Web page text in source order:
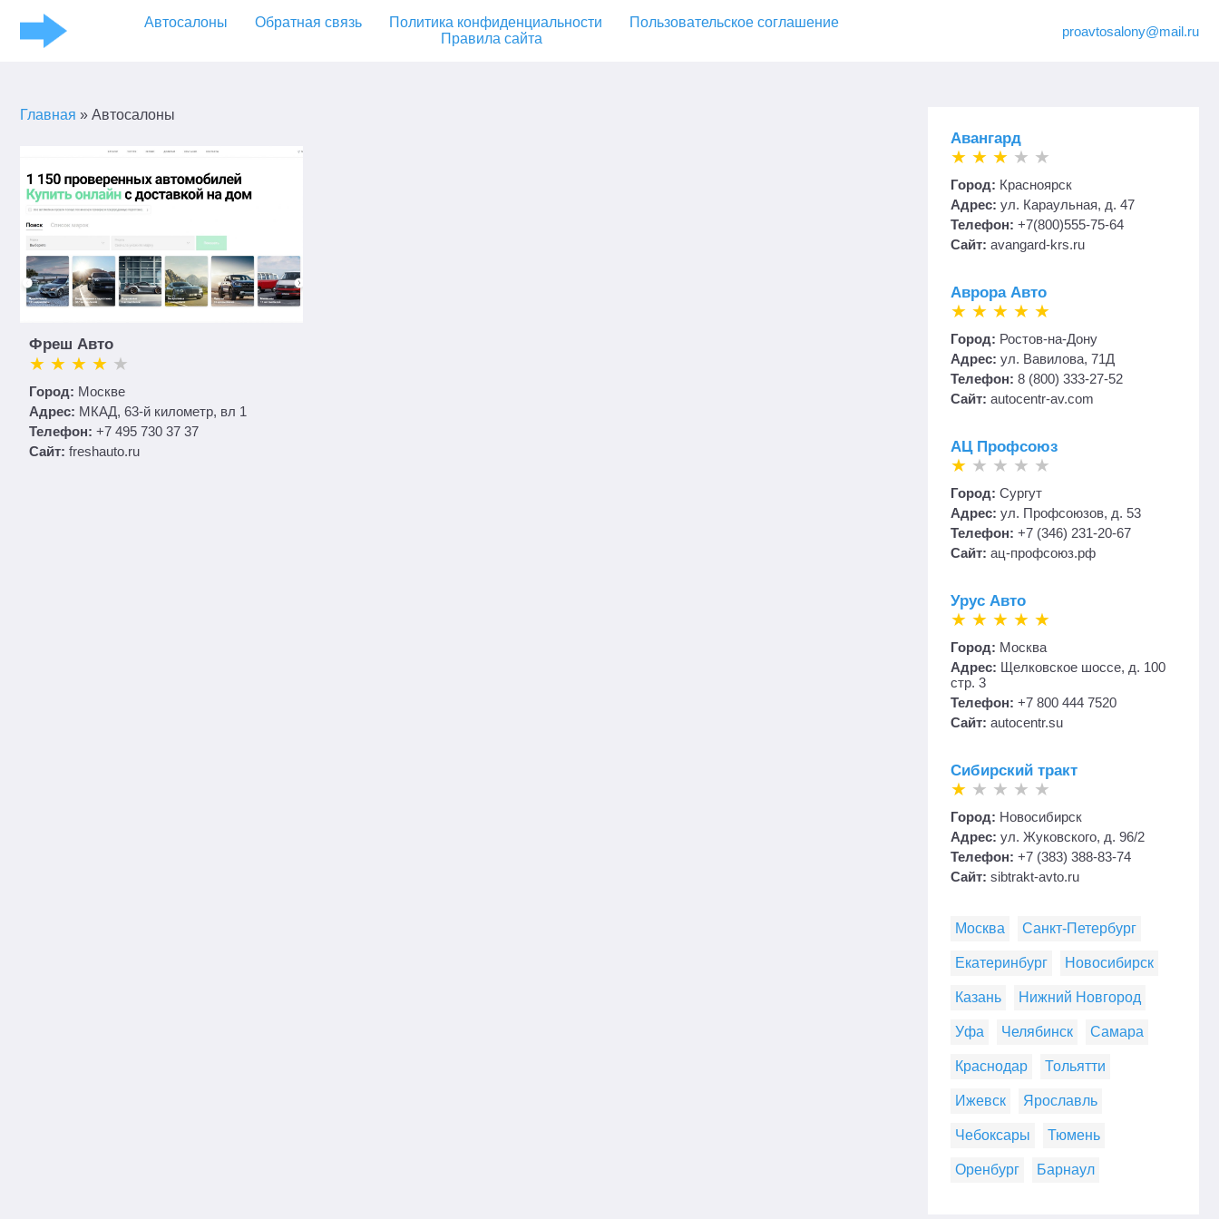
Автосалоны Обратная связь Политика конфиденциальности
Пользовательское соглашение
Правила сайта
proavtosalony@mail.ru
Главная » Автосалоны
Фреш Авто
Город: Москве
Адрес: МКАД, 63-й километр, вл 1
Телефон: +7 495 730 37 37
Сайт: freshauto.ru
Авангард
Город: Красноярск
Адрес: ул. Караульная, д. 47
Телефон: +7(800)555-75-64
Сайт: avangard-krs.ru
Аврора Авто
Город: Ростов-на-Дону
Адрес: ул. Вавилова, 71Д
Телефон: 8 (800) 333-27-52
Сайт: autocentr-av.com
АЦ Профсоюз
Город: Сургут
Адрес: ул. Профсоюзов, д. 53
Телефон: +7 (346) 231-20-67
Сайт: ац-профсоюз.рф
Урус Авто
Город: Москва
Адрес: Щелковское шоссе, д. 100
стр. 3
Телефон: +7 800 444 7520
Сайт: autocentr.su
Сибирский тракт
Город: Новосибирск
Адрес: ул. Жуковского, д. 96/2
Телефон: +7 (383) 388-83-74
Сайт: sibtrakt-avto.ru
Москва Санкт-Петербург
Екатеринбург Новосибирск
Казань Нижний Новгород
Уфа Челябинск Самара
Краснодар Тольятти
Ижевск Ярославль
Чебоксары Тюмень
Оренбург Барнаул